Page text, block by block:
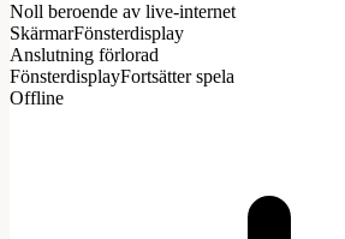
Noll beroende av live-internet
SkärmarFönsterdisplay
Anslutning förlorad
FönsterdisplayFortsätter spela
Offline